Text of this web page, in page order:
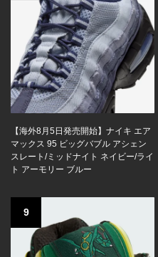
【海外8月5日発売開始】ナイキ エア
マックス 95 ビッグバブル アシェン
スレート/ミッドナイト ネイビー/ライ
ト アーモリー ブルー
9